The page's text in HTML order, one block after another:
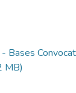
MB)